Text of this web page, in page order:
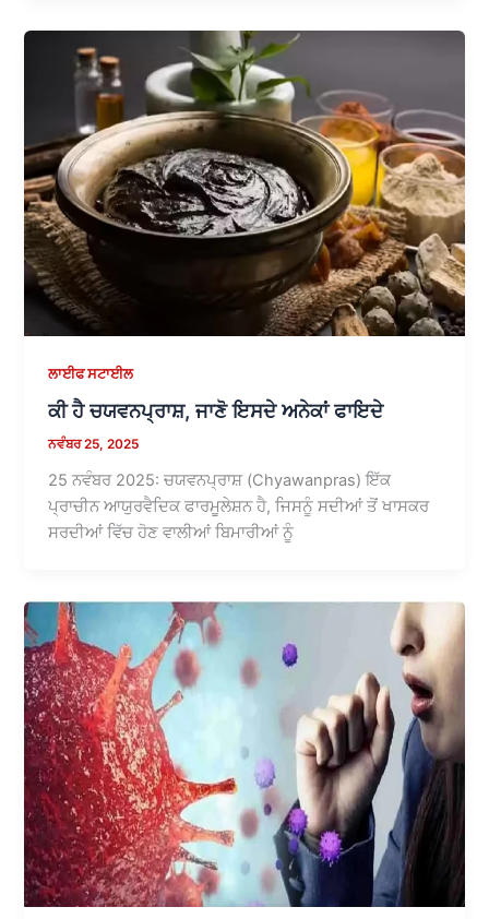
ਲਾਈਫ ਸਟਾਈਲ
ਕੀ ਹੈ ਚਯਵਨਪ੍ਰਾਸ਼, ਜਾਣੋ ਇਸਦੇ ਅਨੇਕਾਂ ਫਾਇਦੇ
ਨਵੰਬਰ 25, 2025
25 ਨਵੰਬਰ 2025: ਚਯਵਨਪ੍ਰਾਸ਼ (Chyawanpras) ਇੱਕ
ਪ੍ਰਾਚੀਨ ਆਯੁਰਵੈਦਿਕ ਫਾਰਮੂਲੇਸ਼ਨ ਹੈ, ਜਿਸਨੂੰ ਸਦੀਆਂ ਤੋਂ ਖਾਸਕਰ
ਸਰਦੀਆਂ ਵਿੱਚ ਹੋਣ ਵਾਲੀਆਂ ਬਿਮਾਰੀਆਂ ਨੂੰ